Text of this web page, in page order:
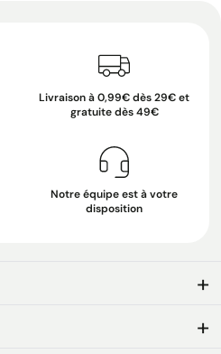
Livraison à 0,99€ dès 29€ et
gratuite dès 49€
Notre équipe est à votre
disposition